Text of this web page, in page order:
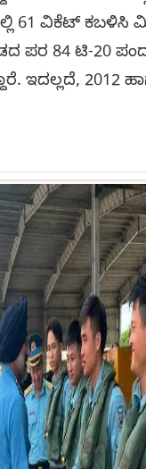
61 ವಿಕೆಟ್ ಕಬಳಿಸಿ
ಪರ 84 ಟಿ-20
ಇದಲ್ಲದೆ, 2012